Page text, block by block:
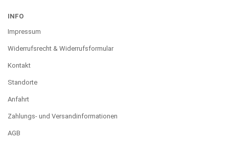
INFO
Impressum
Widerrufsrecht & Widerrufsformular
Kontakt
Standorte
Anfahrt
Zahlungs- und Versandinformationen
AGB